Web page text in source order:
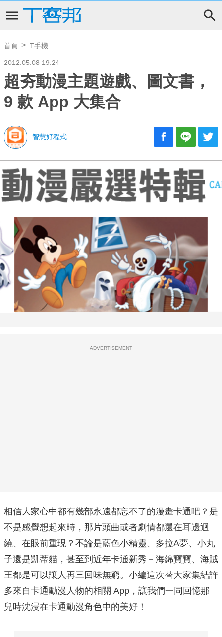
首頁 T手機
2012.05.08 19:24
超夯動漫主題遊戲、圖文書，
9 款 App 大集合
智慧好程式
ADVERTISEMENT
相信大家心中都有幾部永遠都忘不了的漫畫卡通吧？是
不是感覺想起來時，那片頭曲或者劇情都還在耳邊迴
繞、在眼前重現？不論是藍色小精靈、多拉A夢、小丸
子還是凱蒂貓，甚至到近年卡通新秀－海綿寶寶、海賊
王都是可以讓人再三回味無窮。小編這次替大家集結許
多來自卡通動漫人物的相關 App，讓我們一同回憶那
兒時沈浸在卡通動漫角色中的美好！